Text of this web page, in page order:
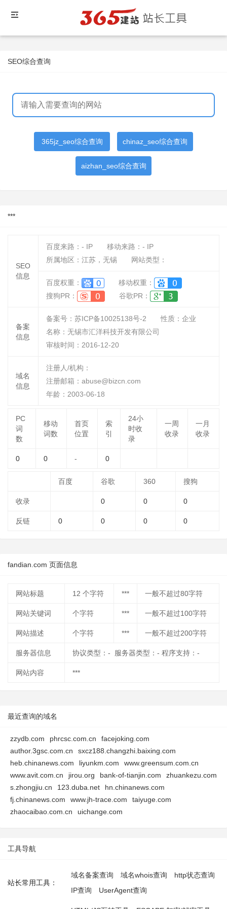
SEO综合查询
365jz_seo综合查询 chinaz_seo综合查询
aizhan_seo综合查询
***
SEO
信息
百度来路： - IP 移动来路： - IP
所属地区：江苏，无锡
网站类型：
百度权重：
移动权重：
搜狗PR：
谷歌PR：
备案
信息
备案号：苏ICP备10025138号-2 性质： 企业
名称： 无锡市汇洋科技开发有限公司
审核时间： 2016-12-20
域名
信息
注册人/机构：
注册邮箱：abuse@bizcn.com
年龄：2003-06-18
PC
词
数
移动
词数
首页
位置
索
引
24小
时收
录
一周
收录
一月
收录
0 0 - 0
百度 谷歌 360 搜狗
收录 0 0 0
反链 0 0 0 0
fandian.com 页面信息
网站标题 12 个字符 *** 一般不超过80字符
网站关键词 个字符 *** 一般不超过100字符
网站描述 个字符 *** 一般不超过200字符
服务器信息 协议类型：- 服务器类型：- 程序支持：-
网站内容 ***
最近查询的域名
zzydb.com phrcsc.com.cn
facejoking.com
author.3gsc.com.cn
sxcz188.changzhi.baixing.com
heb.chinanews.com
liyunkm.com
www.greensum.com.cn
www.avit.com.cn
jirou.org bank-of-tianjin.com
zhuankezu.com
s.zhongjiu.cn
123.duba.net
hn.chinanews.com
fj.chinanews.com
www.jh-trace.com
taiyuge.com
zhaocaibao.com.cn
uichange.com
工具导航
站长常用工具：
域名备案查询 域名whois查询
http状态查询
IP查询
UserAgent查询